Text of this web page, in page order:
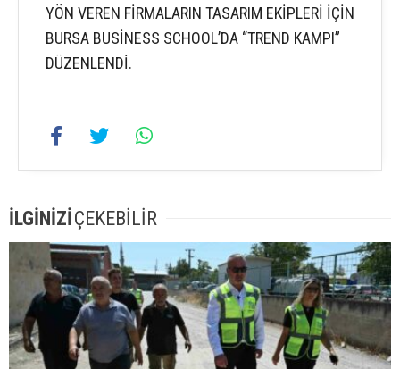
YÖN VEREN FİRMALARIN TASARIM EKİPLERİ İÇİN
BURSA BUSİNESS SCHOOL’DA “TREND KAMPI”
DÜZENLENDİ.
İLGİNİZİÇEKEBİLİR